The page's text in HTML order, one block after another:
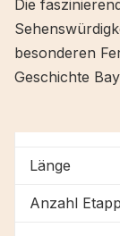
Die
besonderen
Geschichte
Länge
Anzahl